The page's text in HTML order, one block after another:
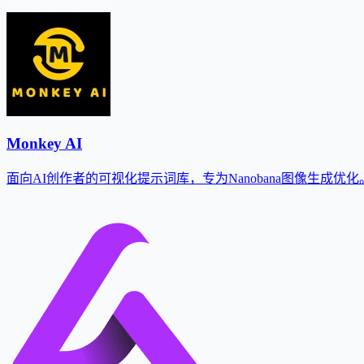
Monkey AI
面向AI创作者的可视化提示词库，专为Nanobana图像生成优化